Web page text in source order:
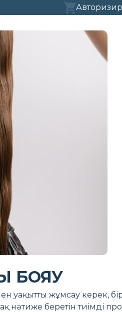
БОЯУ
уақытты жұмсау керек,
нәтиже беретін тиімді